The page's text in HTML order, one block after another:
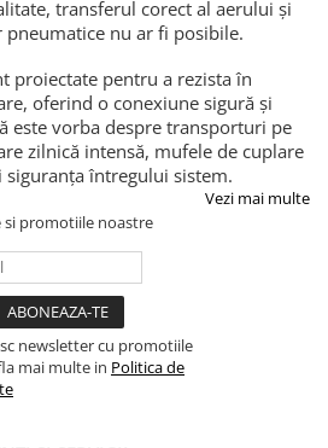
si
transferul corect al aerului și
nu ar fi posibile.
proiectate pentru a rezista în
oferind o conexiune sigură și
este vorba despre transporturi pe
zilnică intensă, mufele de cuplare
întregului sistem.
Vezi mai multe
si promotiile noastre
newsletter cu promotiile
mai multe in Politica de